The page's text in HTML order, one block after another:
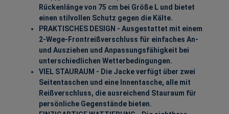
Rückenlänge von 75 cm bei Größe L und bietet
einen stilvollen Schutz gegen die Kälte.
PRAKTISCHES DESIGN - Ausgestattet mit einem
2-Wege-Frontreißverschluss für einfaches An-
und Ausziehen und Anpassungsfähigkeit bei
unterschiedlichen Wetterbedingungen.
VIEL STAURAUM - Die Jacke verfügt über zwei
Seitentaschen und eine Innentasche, alle mit
Reißverschluss, die ausreichend Stauraum für
persönliche Gegenstände bieten.